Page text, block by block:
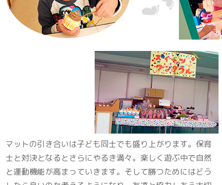
マットの引き合いは子ども同士でも盛り上がります。保育
士と対決となるとさらにやるき満々。楽しく遊ぶ中で自然
と運動機能が高まっていきます。そして勝つためにはどう